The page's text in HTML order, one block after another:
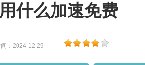
什么加速免费
间：2024-12-29